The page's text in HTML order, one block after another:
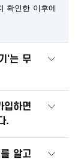
확인한 이후에
'는 무
입하면
.
알고